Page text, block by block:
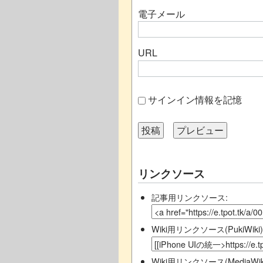
電子メール
URL
サインイン情報を記憶
リンクソース
記事用リンクソース:
Wiki用リンクソース